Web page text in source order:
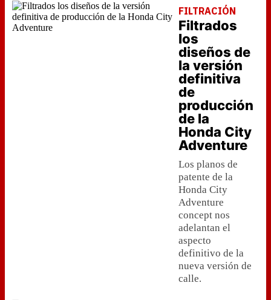
FILTRACIÓN
Filtrados
los
diseños de
la versión
definitiva
de
producción
de la
Honda City
Adventure
Los planos de
patente de la
Honda City
Adventure
concept nos
adelantan el
aspecto
definitivo de la
nueva versión de
calle.